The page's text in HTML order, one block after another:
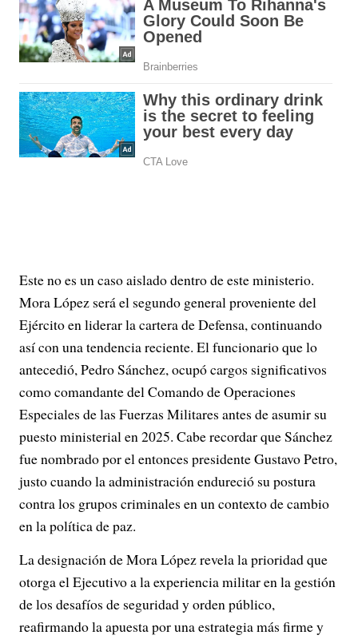
Este no es un caso aislado dentro de este ministerio.
Mora López será el segundo general proveniente del
Ejército en liderar la cartera de Defensa, continuando
así con una tendencia reciente. El funcionario que lo
antecedió, Pedro Sánchez, ocupó cargos significativos
como comandante del Comando de Operaciones
Especiales de las Fuerzas Militares antes de asumir su
puesto ministerial en 2025. Cabe recordar que Sánchez
fue nombrado por el entonces presidente Gustavo Petro,
justo cuando la administración endureció su postura
contra los grupos criminales en un contexto de cambio
en la política de paz.
La designación de Mora López revela la prioridad que
otorga el Ejecutivo a la experiencia militar en la gestión
de los desafíos de seguridad y orden público,
reafirmando la apuesta por una estrategia más firme y